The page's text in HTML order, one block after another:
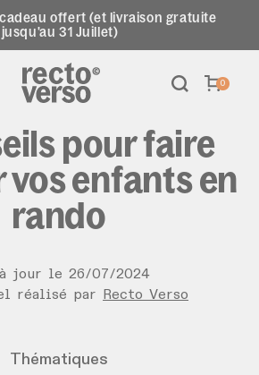
cadeau offert (et livraison gratuite
jusqu'au 31 Juillet)
0
pour faire
vos enfants en
rando
jour le 26/07/2024
réalisé par
Recto Verso
Thématiques